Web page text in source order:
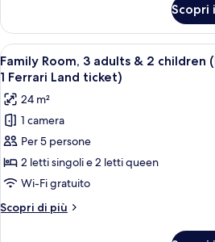
childs
(Port
Aventura
tickets
&
Ferrari
Land
ticket)
Room,
adults
&
childs
(Port
Aventura
tickets
&
Ferrari
Land
ticket)
Scopri
Apri
tutte
le
foto
per
Family
Room,
3
adults
&
Una
5
Family Room, 3 adults & 2
1 Ferrari Land ticket)
24 m²
1 camera
Per 5 persone
2 letti singoli e 2 letti queen
Wi-Fi gratuito
Scopri di più
Altri